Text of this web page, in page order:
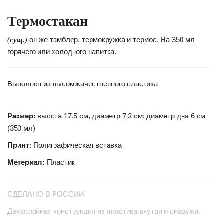
Термостакан
(сущ.) он же тамблер, термокружка и термос. На 350 мл
горячего или холодного напитка.
Выполнен из высококачественного пластика
Размер: высота 17,5 см, диаметр 7,3 см; диаметр дна 6 см
(350 мл)
Принт: Полиграфическая вставка
Метериал: Пластик
СДЕЛАНО В РОССИИ
Двухслойная конструкция из пластика внутри и снаружи.